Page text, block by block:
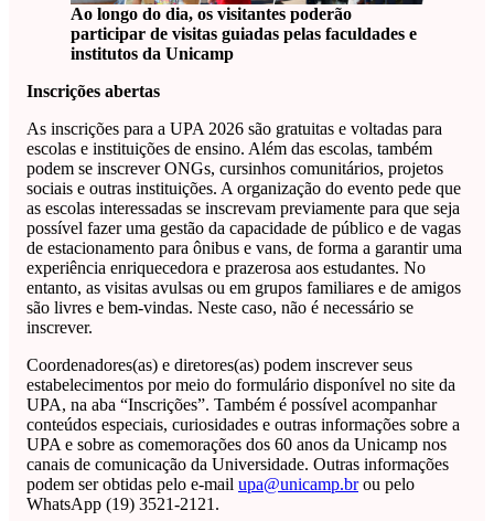
Ao longo do dia, os visitantes poderão
participar de visitas guiadas pelas faculdades e
institutos da Unicamp
Inscrições abertas
As inscrições para a UPA 2026 são gratuitas e voltadas para
escolas e instituições de ensino. Além das escolas, também
podem se inscrever ONGs, cursinhos comunitários, projetos
sociais e outras instituições. A organização do evento pede que
as escolas interessadas se inscrevam previamente para que seja
possível fazer uma gestão da capacidade de público e de vagas
de estacionamento para ônibus e vans, de forma a garantir uma
experiência enriquecedora e prazerosa aos estudantes. No
entanto, as visitas avulsas ou em grupos familiares e de amigos
são livres e bem-vindas. Neste caso, não é necessário se
inscrever.
Coordenadores(as) e diretores(as) podem inscrever seus
estabelecimentos por meio do formulário disponível no site da
UPA, na aba “Inscrições”. Também é possível acompanhar
conteúdos especiais, curiosidades e outras informações sobre a
UPA e sobre as comemorações dos 60 anos da Unicamp nos
canais de comunicação da Universidade. Outras informações
podem ser obtidas pelo e-mail upa@unicamp.brou pelo
WhatsApp (19) 3521-2121.